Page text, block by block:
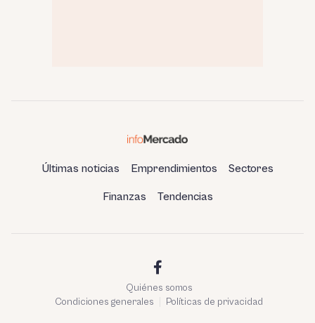
Últimas noticias Emprendimientos Sectores
Finanzas Tendencias
Quiénes somos
Condiciones generales
Políticas de privacidad